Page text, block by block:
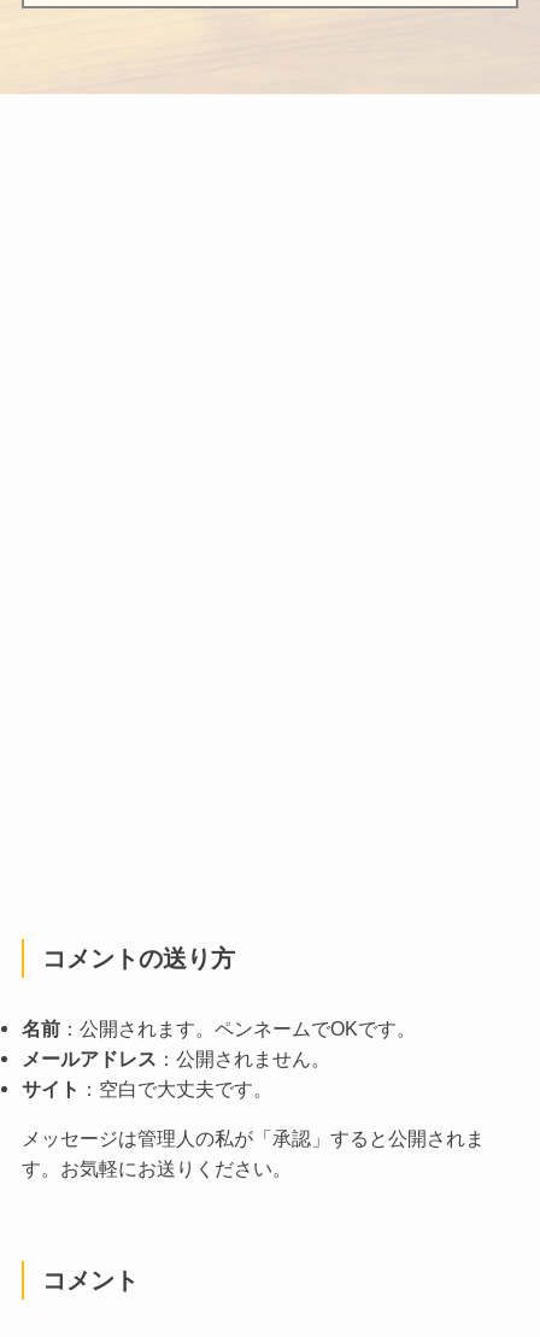
コメントの送り方
名前：公開されます。ペンネームでOKです。
メールアドレス ：公開されません。
サイト ：空白で大丈夫です。
メッセージは管理人の私が「承認」すると公開されま
す。お気軽にお送りください。
コメント